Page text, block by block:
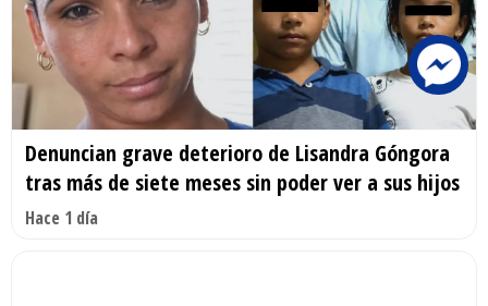
Denuncian grave deterioro de Lisandra Góngora
tras más de siete meses sin poder ver a sus hijos
Hace 1 día